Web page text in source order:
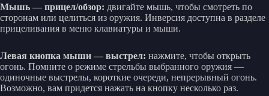
Мышь — прицел/обзор: двигайте мышь, чтобы смотреть по
сторонам или целиться из оружия. Инверсия доступна в разделе
прицеливания в меню клавиатуры и мыши.
Левая кнопка мыши — выстрел: нажмите, чтобы открыть
огонь. Помните о режиме стрельбы выбранного оружия —
одиночные выстрелы, короткие очереди, непрерывный огонь.
Возможно, вам придется нажать на кнопку несколько раз.